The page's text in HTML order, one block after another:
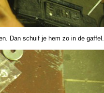
Dan schuif je hem zo in de gaffel.